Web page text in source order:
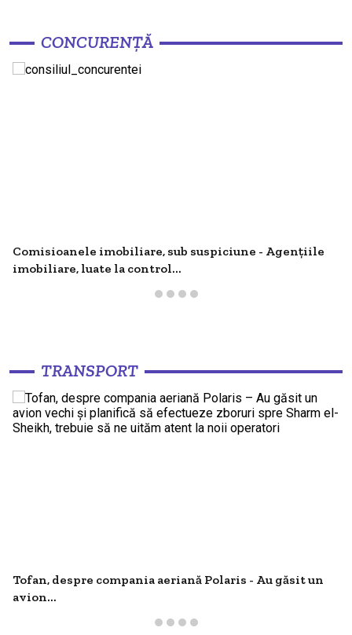
CONCURENȚĂ
Comisioanele imobiliare, sub suspiciune - Agențiile
imobiliare, luate la control...
TRANSPORT
Tofan, despre compania aeriană Polaris - Au găsit un
avion...